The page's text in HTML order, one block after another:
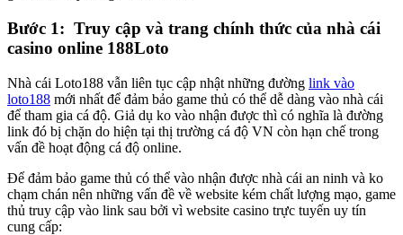
Bước 1: Truy cập và trang chính thức của nhà cái
casino online 188Loto
Nhà cái Loto188 vẫn liên tục cập nhật những đường link vào
loto188 mới nhất để đảm bảo game thủ có thể dễ dàng vào nhà cái
để tham gia cá độ. Giả dụ ko vào nhận được thì có nghĩa là đường
link đó bị chặn do hiện tại thị trường cá độ VN còn hạn chế trong
vấn đề hoạt động cá độ online.
Để đảm bảo game thủ có thể vào nhận được nhà cái an ninh và ko
chạm chán nên những vấn đề về website kém chất lượng mạo, game
thủ truy cập vào link sau bởi vì website casino trực tuyến uy tín
cung cấp: